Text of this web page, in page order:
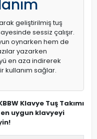
geliştirilmiş tuş
sessiz çalışır.
oynarken hem de
yazarken
en aza indirerek
kullanım sağlar.
Klavye Tuş Takımı
uygun klavyeyi